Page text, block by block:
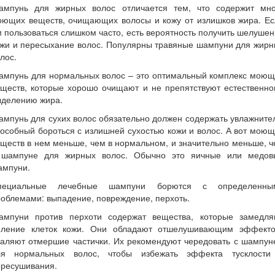
для жирных волос отличается тем, что содержит
веществ, очищающих волосы и кожу от излишков жира.
пользоваться слишком часто, есть вероятность получить
и пересыхание волос. Популярны травяные шампуни для
для нормальных волос – это оптимальный комплекс
которые хорошо очищают и не препятствуют
жира.
для сухих волос обязательно должен содержать
бороться с излишней сухостью кожи и волос. А вот
в нем меньше, чем в нормальном, и значительно меньше,
для жирных волос. Обычно это яичные или
лечебные шампуни борются с
выпадение, повреждение, перхоть.
против перхоти содержат вещества, которые
клеток кожи. Они обладают отшелушивающим
отмершие частички. Их рекомендуют чередовать с
нормальных волос, чтобы избежать эффекта